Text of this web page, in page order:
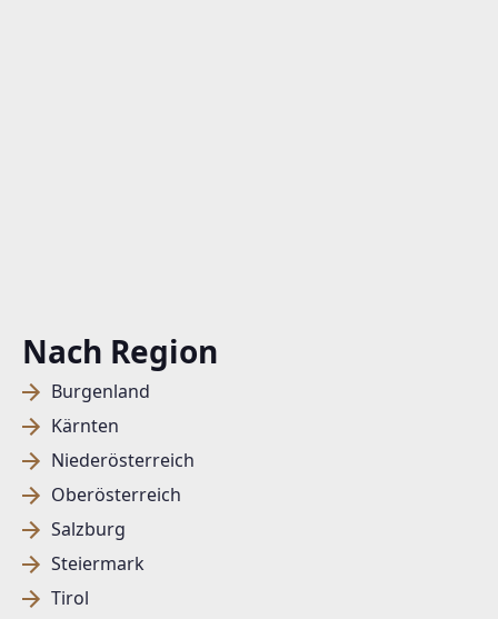
Nach Region
Burgenland
Kärnten
Niederösterreich
Oberösterreich
Salzburg
Steiermark
Tirol